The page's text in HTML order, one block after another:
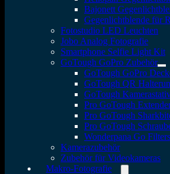
Bajonett
Gegenlichtblende für
Fotostudio LED Leuchten
Jobo Analog Fotografie
Smartphone Selfie Light Kit
GoTough GoPro Zubehör
GoTough GoPro
GoTough QR
GoTough
Pro GoTough
Pro GoTough
Pro GoTough
Wonderpana Go
Kamerazubehör
Zubehör für Videokameras
Makro-Fotografie